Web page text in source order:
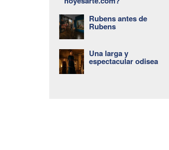
Rubens antes de
Rubens
Una larga y
espectacular odisea